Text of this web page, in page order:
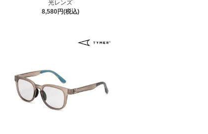
光レンズ
8,580円(税込)